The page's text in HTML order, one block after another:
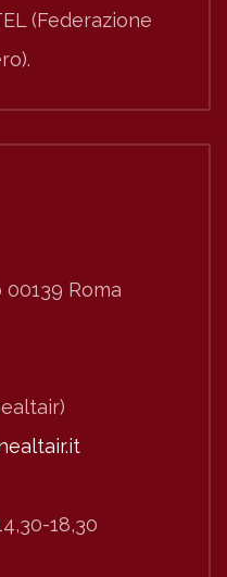
(Federazione
Roma
18,30